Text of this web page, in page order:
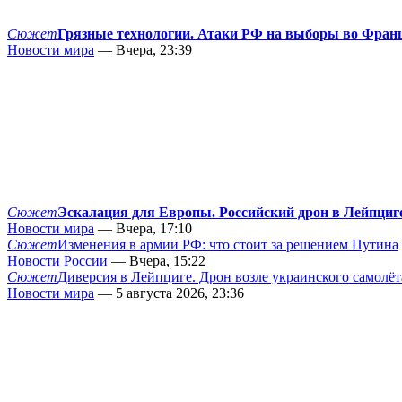
СюжетГрязные технологии. Атаки РФ на выборы во
Новости мира — Вчера, 23:39
СюжетЭскалация для Европы. Российский дрон в
Новости мира — Вчера, 17:10
СюжетИзменения в армии РФ: что стоит за решением Путина
Новости России — Вчера, 15:22
СюжетДиверсия в Лейпциге. Дрон возле украинского
Новости мира — 5 августа 2026, 23:36